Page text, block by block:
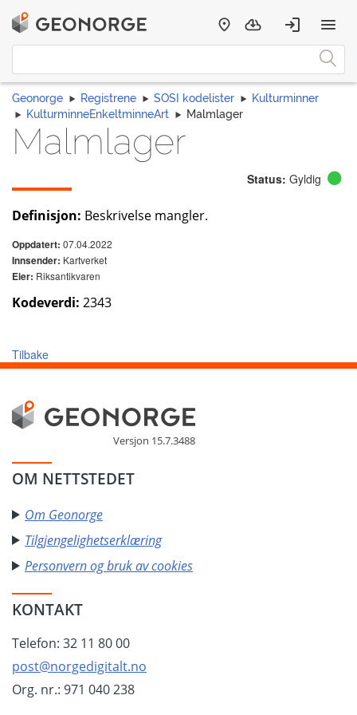
Geonorge Registrene SOSI kodelister
Kulturminner
KulturminneEnkeltminneArt
Malmlager
Malmlager
Status: Gyldig
Definisjon: Beskrivelse mangler.
Oppdatert: 07.04.2022
Innsender: Kartverket
Eier: Riksantikvaren
Kodeverdi: 2343
Tilbake